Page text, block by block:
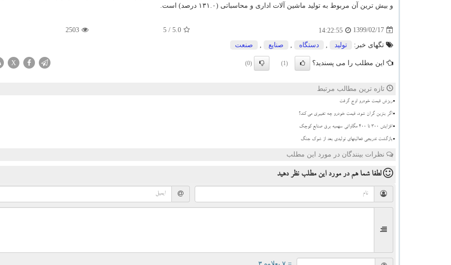
و بیش ترین آن مربوط به تولید ماشین آلات اداری و محاسباتی (۱۳۱.۰ درصد) است.
1399/02/17
14:22:55
5.0
/ 5
2503
تگهای خبر: تولید دستگاه صنایع صنعت
این مطلب را می پسندید؟ (1)
(0)
X
تازه ترین مطالب مرتبط
ریزش قیمت خودرو اوج گرفت
اگر بنزین گران شود، قیمت خودرو چه تغییری می کند؟
افزایش 300 تا 400 مگاواتی سهمیه برق صنایع کوچک
بازگشت تدریجی فعالیتهای تولیدی بعد از شوک جنگ
نظرات بینندگان در مورد این مطلب
لطفا شما همدر مورد این مطلب نظر دهید